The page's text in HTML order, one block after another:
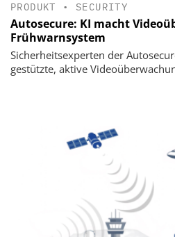
PRODUKT • SECURITY
Autosecure: KI macht
Frühwarnsystem
Sicherheitsexperten der
gestützte, aktive